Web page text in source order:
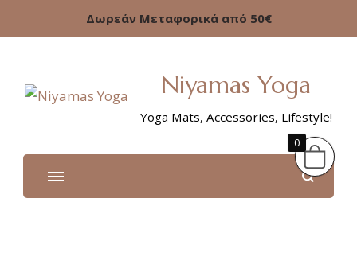
Δωρεάν Μεταφορικά από 50€
Niyamas Yoga
Yoga Mats, Accessories, Lifestyle!
0